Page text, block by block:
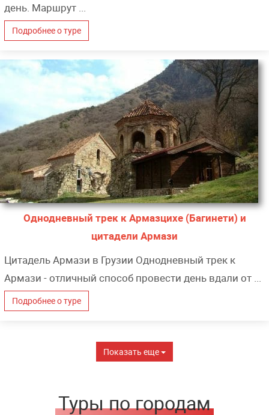
день. Маршрут ...
Подробнее о туре
Однодневный трек к Армазцихе (Багинети) и
цитадели Армази
Цитадель Армази в Грузии Однодневный трек к
Армази - отличный способ провести день вдали от ...
Подробнее о туре
Показать еще
Туры по городам